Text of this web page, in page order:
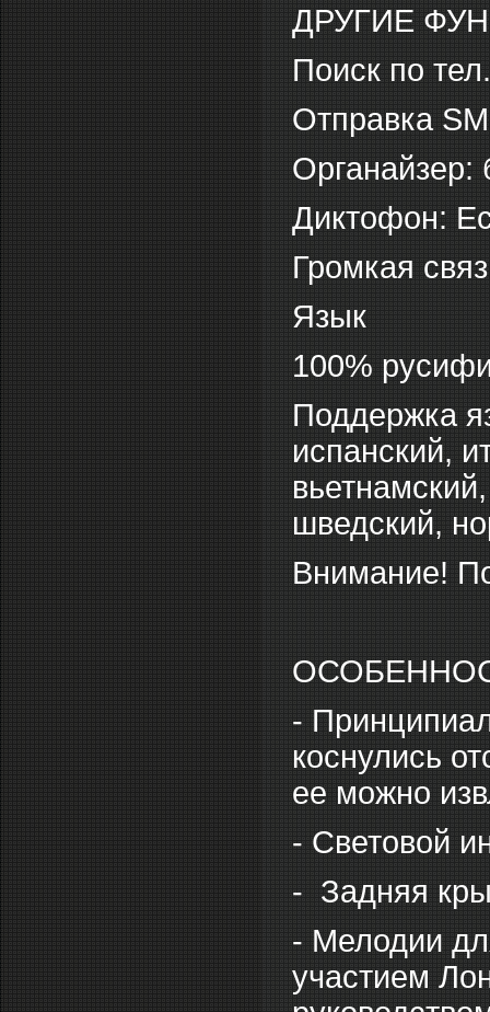
ДРУГИЕ
Поиск по
Отправка
Органайзер:
Диктофон:
Громкая
Язык
100%
Поддержка
испанский,
шведский,
Внимание!
-
коснулись
ее можно
- Световой
- Задняя
- Мелодии
участием